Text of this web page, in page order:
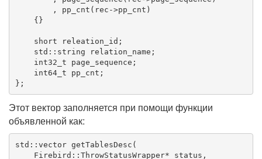
std :: string relation_name;
int32_t page_sequence;
int64_t pp_cnt;
};
Этот вектор заполняется при помощи функции
объявленной как:
std :: vector getTablesDesc (